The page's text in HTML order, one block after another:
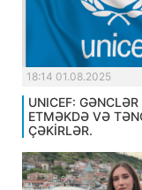
18:14 01.08.2025
UNICEF:
ETMƏKDƏ VƏ
ÇƏKİRLƏR.